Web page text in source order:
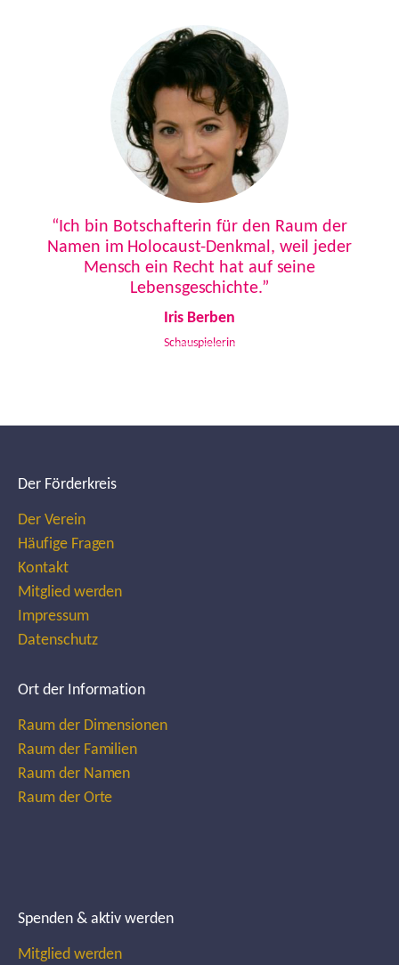
“Ich bin Botschafterin für den Raum der
Namen im Holocaust-Denkmal, weil jeder
Mensch ein Recht hat auf seine
Lebensgeschichte.”
Iris Berben
Schauspielerin
Der Förderkreis
Der Verein
Häufige Fragen
Kontakt
Mitglied werden
Impressum
Datenschutz
Ort der Information
Raum der Dimensionen
Raum der Familien
Raum der Namen
Raum der Orte
Spenden & aktiv werden
Mitglied werden